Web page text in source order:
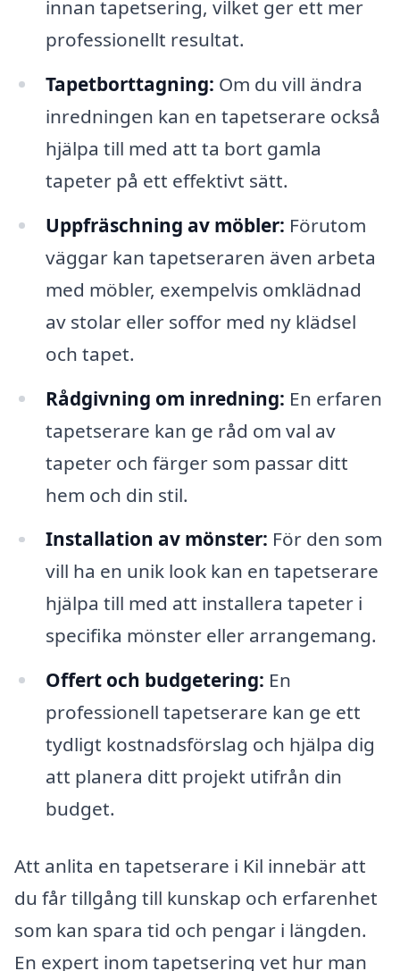
innan tapetsering, vilket ger ett mer
professionellt resultat.
Tapetborttagning: Om du vill ändra
inredningen kan en tapetserare också
hjälpa till med att ta bort gamla
tapeter på ett effektivt sätt.
Uppfräschning av möbler: Förutom
väggar kan tapetseraren även arbeta
med möbler, exempelvis omklädnad
av stolar eller soffor med ny klädsel
och tapet.
Rådgivning om inredning: En erfaren
tapetserare kan ge råd om val av
tapeter och färger som passar ditt
hem och din stil.
Installation av mönster: För den som
vill ha en unik look kan en tapetserare
hjälpa till med att installera tapeter i
specifika mönster eller arrangemang.
Offert och budgetering: En
professionell tapetserare kan ge ett
tydligt kostnadsförslag och hjälpa dig
att planera ditt projekt utifrån din
budget.
Att anlita en tapetserare i Kil innebär att
du får tillgång till kunskap och erfarenhet
som kan spara tid och pengar i längden.
En expert inom tapetsering vet hur man